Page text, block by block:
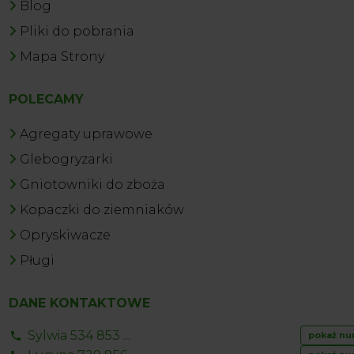
Blog
Pliki do pobrania
Mapa Strony
POLECAMY
Agregaty uprawowe
Glebogryzarki
Gniotowniki do zboża
Kopaczki do ziemniaków
Opryskiwacze
Pługi
DANE KONTAKTOWE
Sylwia 534 853 ... pokaż